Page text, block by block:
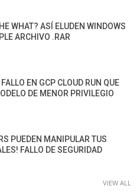
WHAT? ASÍ ELUDEN WINDOWS
ARCHIVO .RAR
EN GCP CLOUD RUN QUE
DE MENOR PRIVILEGIO
PUEDEN MANIPULAR TUS
FALLO DE SEGURIDAD
VIEW ALL